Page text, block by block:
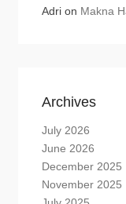
Adri on Makna
Archives
July 2026
June 2026
December 2025
November 2025